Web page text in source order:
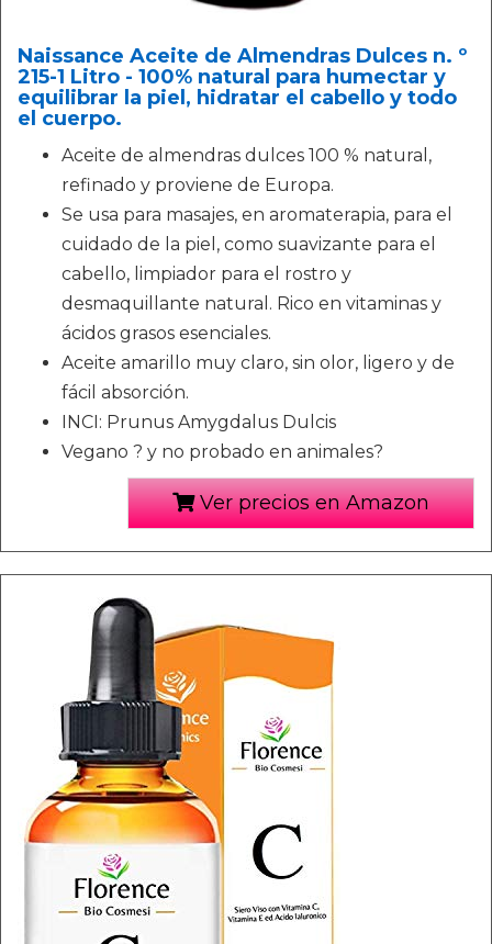
Naissance Aceite de Almendras Dulces n. º
215-1 Litro - 100% natural para humectar y
equilibrar la piel, hidratar el cabello y todo
el cuerpo.
Aceite de almendras dulces 100 % natural,
refinado y proviene de Europa.
Se usa para masajes, en aromaterapia, para el
cuidado de la piel, como suavizante para el
cabello, limpiador para el rostro y
desmaquillante natural. Rico en vitaminas y
ácidos grasos esenciales.
Aceite amarillo muy claro, sin olor, ligero y de
fácil absorción.
INCI: Prunus Amygdalus Dulcis
Vegano ? y no probado en animales?
Ver precios en Amazon